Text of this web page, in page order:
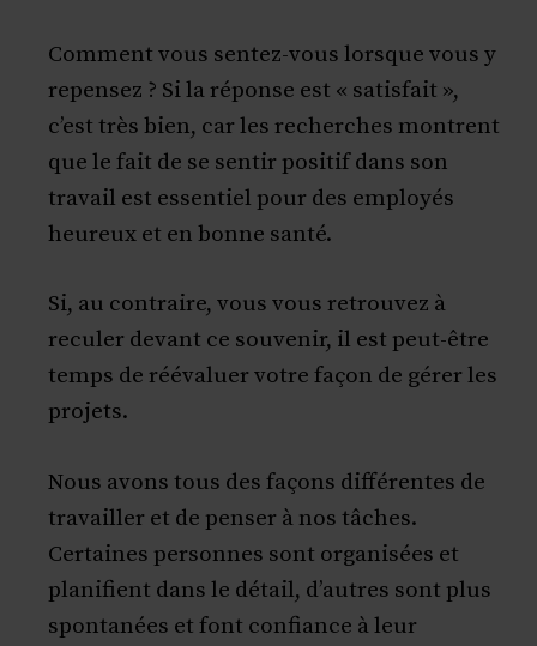
Comment vous sentez-vous lorsque vous y
repensez ? Si la réponse est « satisfait »,
c’est très bien, car les recherches montrent
que le fait de se sentir positif dans son
travail est essentiel pour des employés
heureux et en bonne santé.
Si, au contraire, vous vous retrouvez à
reculer devant ce souvenir, il est peut-être
temps de réévaluer votre façon de gérer les
projets.
Nous avons tous des façons différentes de
travailler et de penser à nos tâches.
Certaines personnes sont organisées et
planifient dans le détail, d’autres sont plus
spontanées et font confiance à leur